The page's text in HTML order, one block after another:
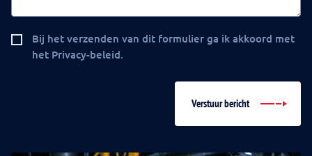
Bij het verzenden van dit formulier ga ik akkoord met
het Privacy-beleid.
Verstuur bericht